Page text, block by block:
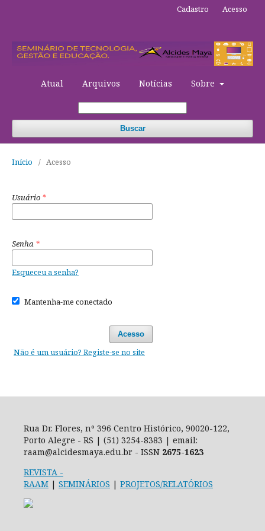
Atual Arquivos Notícias Sobre
Buscar
Cadastro Acesso
Início / Acesso
Usuário *
Senha *
Esqueceu a senha?
Mantenha-me conectado
Acesso
Não é um usuário? Registe-se no site
Rua Dr. Flores, nº 396 Centro Histórico, 90020-122,
Porto Alegre - RS | (51) 3254-8383 | email:
raam@alcidesmaya.edu.br - ISSN 2675-1623
REVISTA -
RAAM | SEMINÁRIOS | PROJETOS/RELATÓRIOS